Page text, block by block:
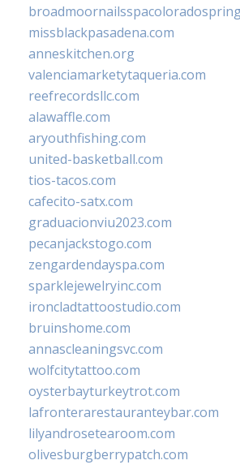
missblackpasadena.com
anneskitchen.org
valenciamarketytaqueria.com
reefrecordsllc.com
alawaffle.com
aryouthfishing.com
united-basketball.com
tios-tacos.com
cafecito-satx.com
graduacionviu2023.com
pecanjackstogo.com
zengardendayspa.com
sparklejewelryinc.com
ironcladtattoostudio.com
bruinshome.com
annascleaningsvc.com
wolfcitytattoo.com
oysterbayturkeytrot.com
lafronterarestauranteybar.com
lilyandrosetearoom.com
olivesburgberrypatch.com